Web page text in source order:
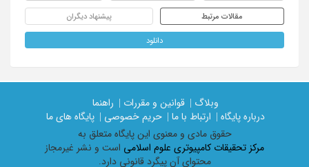
مقالات مرتبط پیشنهاد دیگران
دانلود
وبلاگ | قوانین و مقررات |
راهنما
درباره پایگاه |
ارتباط با ما | حریم خصوصی |
پایگاه های ما
حقوق مادی و معنوی اين پايگاه متعلق به
مرکز تحقیقات کامپیوتری علوم اسلامی است و نشر غیرمجاز
محتوای آن پیگرد قانونی دارد.